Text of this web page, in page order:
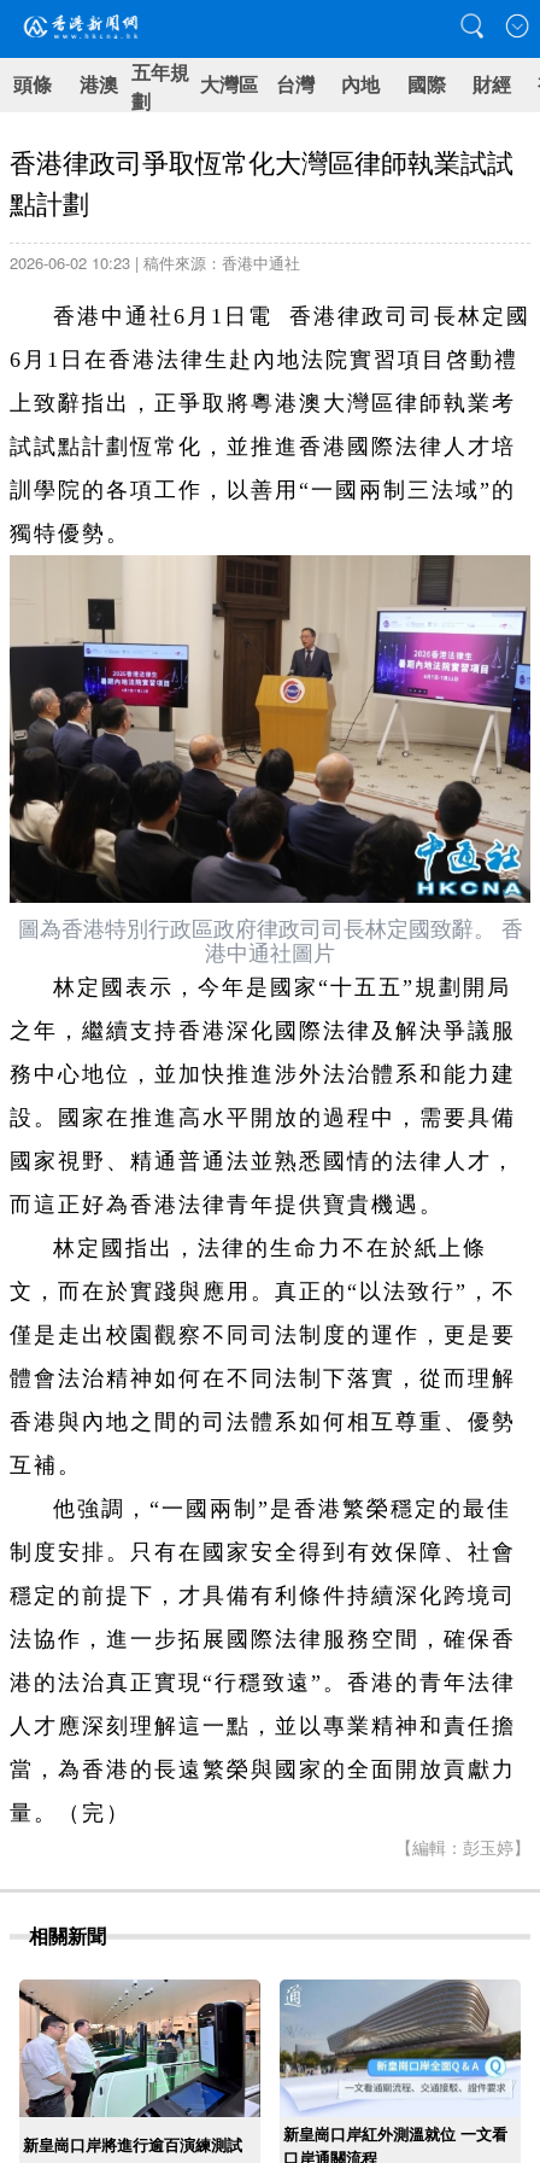
頭條 港澳 五年規
劃
大灣區 台灣 內地 國際 財經
香港律政司爭取恆常化大灣區律師執業試試
點計劃
2026-06-02 10:23 | 稿件來源：香港中通社
香港中通社6月1日電 香港律政司司長林定國
6月1日在香港法律生赴內地法院實習項目啓動禮
上致辭指出，正爭取將粵港澳大灣區律師執業考
試試點計劃恆常化，並推進香港國際法律人才培
訓學院的各項工作，以善用“一國兩制三法域”的
獨特優勢。
圖為香港特別行政區政府律政司司長林定國致辭。 香
港中通社圖片
林定國表示，今年是國家“十五五”規劃開局
之年，繼續支持香港深化國際法律及解決爭議服
務中心地位，並加快推進涉外法治體系和能力建
設。國家在推進高水平開放的過程中，需要具備
國家視野、精通普通法並熟悉國情的法律人才，
而這正好為香港法律青年提供寶貴機遇。
林定國指出，法律的生命力不在於紙上條
文，而在於實踐與應用。真正的“以法致行”，不
僅是走出校園觀察不同司法制度的運作，更是要
體會法治精神如何在不同法制下落實，從而理解
香港與內地之間的司法體系如何相互尊重、優勢
互補。
他強調，“一國兩制”是香港繁榮穩定的最佳
制度安排。只有在國家安全得到有效保障、社會
穩定的前提下，才具備有利條件持續深化跨境司
法協作，進一步拓展國際法律服務空間，確保香
港的法治真正實現“行穩致遠”。香港的青年法律
人才應深刻理解這一點，並以專業精神和責任擔
當，為香港的長遠繁榮與國家的全面開放貢獻力
量。（完）
【編輯：彭玉婷】
相關新聞
新皇崗口岸將進行逾百演練測試
新皇崗口岸紅外測溫就位 一文看
口岸通關流程